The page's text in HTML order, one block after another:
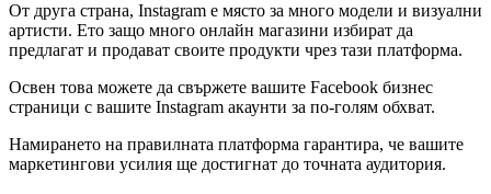
От друга страна, Instagram е място за много модели и визуални
артисти. Ето защо много онлайн магазини избират да
предлагат и продават своите продукти чрез тази платформа.
Освен това можете да свържете вашите Facebook бизнес
страници с вашите Instagram акаунти за по-голям обхват.
Намирането на правилната платформа гарантира, че вашите
маркетингови усилия ще достигнат до точната аудитория.